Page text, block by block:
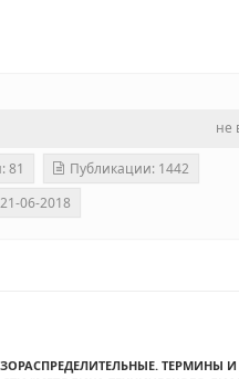
не
81
Публикации: 1442
06-2018
ТЕРМИНЫ